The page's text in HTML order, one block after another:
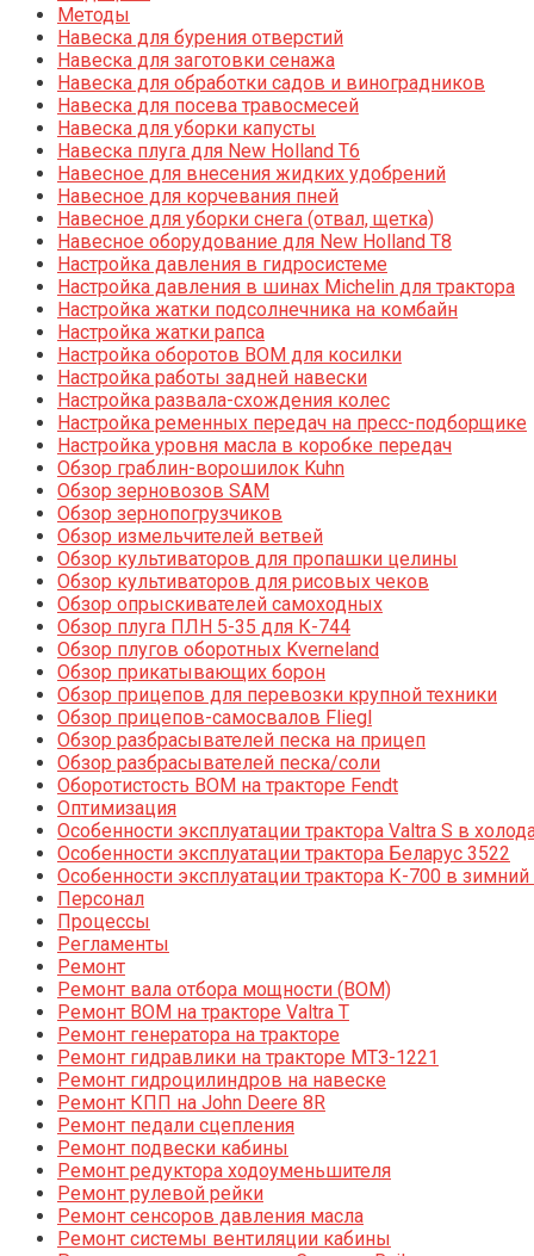
Методы
Навеска для бурения отверстий
Навеска для заготовки сенажа
Навеска для обработки садов и виноградников
Навеска для посева травосмесей
Навеска для уборки капусты
Навеска плуга для New Holland T6
Навесное для внесения жидких удобрений
Навесное для корчевания пней
Навесное для уборки снега (отвал, щетка)
Навесное оборудование для New Holland T8
Настройка давления в гидросистеме
Настройка давления в шинах Michelin для трактора
Настройка жатки подсолнечника на комбайн
Настройка жатки рапса
Настройка оборотов ВОМ для косилки
Настройка работы задней навески
Настройка развала-схождения колес
Настройка ременных передач на пресс-подборщике
Настройка уровня масла в коробке передач
Обзор граблин-ворошилок Kuhn
Обзор зерновозов SAM
Обзор зернопогрузчиков
Обзор измельчителей ветвей
Обзор культиваторов для пропашки целины
Обзор культиваторов для рисовых чеков
Обзор опрыскивателей самоходных
Обзор плуга ПЛН 5-35 для К-744
Обзор плугов оборотных Kverneland
Обзор прикатывающих борон
Обзор прицепов для перевозки крупной техники
Обзор прицепов-самосвалов Fliegl
Обзор разбрасывателей песка на прицеп
Обзор разбрасывателей песка/соли
Оборотистость ВОМ на тракторе Fendt
Оптимизация
Особенности эксплуатации трактора Valtra S в
Особенности эксплуатации трактора Беларус 3522
Особенности эксплуатации трактора К-700 в
Персонал
Процессы
Регламенты
Ремонт
Ремонт вала отбора мощности (ВОМ)
Ремонт ВОМ на тракторе Valtra T
Ремонт генератора на тракторе
Ремонт гидравлики на тракторе МТЗ-1221
Ремонт гидроцилиндров на навеске
Ремонт КПП на John Deere 8R
Ремонт педали сцепления
Ремонт подвески кабины
Ремонт редуктора ходоуменьшителя
Ремонт рулевой рейки
Ремонт сенсоров давления масла
Ремонт системы вентиляции кабины